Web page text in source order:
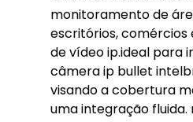
monitoramento de
escritórios,
de vídeo ip.ideal para
câmera ip bullet
visando a cobertura
uma integração